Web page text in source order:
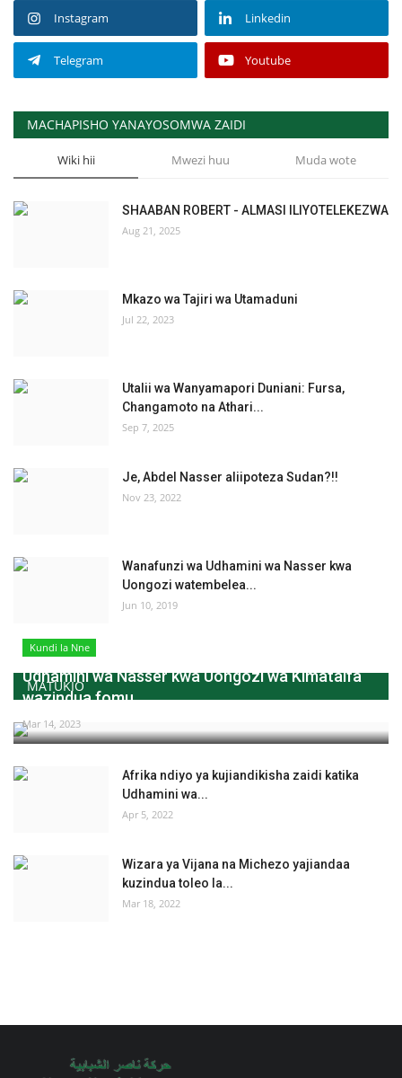
Instagram Linkedin
Telegram Youtube
MACHAPISHO YANAYOSOMWA ZAIDI
Wiki hii Mwezi huu Muda wote
SHAABAN ROBERT - ALMASI ILIYOTELEKEZWA
Aug 21, 2025
Mkazo wa Tajiri wa Utamaduni
Jul 22, 2023
Utalii wa Wanyamapori Duniani: Fursa,
Changamoto na Athari...
Sep 7, 2025
Je, Abdel Nasser aliipoteza Sudan?!!
Nov 23, 2022
Wanafunzi wa Udhamini wa Nasser kwa
Uongozi watembelea...
Jun 10, 2019
MATUKIO
Kundi la Nne
Udhamini wa Nasser kwa Uongozi wa Kimataifa
wazindua fomu...
Mar 14, 2023
Afrika ndiyo ya kujiandikisha zaidi katika
Udhamini wa...
Apr 5, 2022
Wizara ya Vijana na Michezo yajiandaa
kuzindua toleo la...
Mar 18, 2022